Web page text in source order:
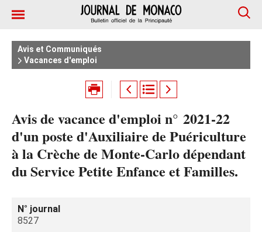
Avis et Communiqués
Vacances d'emploi
Avis de vacance d'emploi n° 2021-22
d'un poste d'Auxiliaire de Puériculture
à la Crèche de Monte-Carlo dépendant
du Service Petite Enfance et Familles.
N° journal
8527